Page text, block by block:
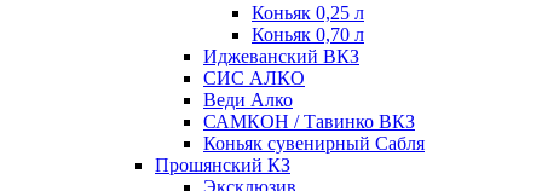
Коньяк 0,25 л
Коньяк 0,70 л
Иджеванский ВКЗ
СИС АЛКО
Веди Алко
САМКОН / Тавинко ВКЗ
Коньяк сувенирный Сабля
Прошянский КЗ
Эксклюзив